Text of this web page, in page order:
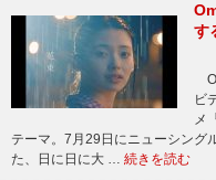
す
ビ
メ
テーマ。7月29日にニューシング
た、日に日に大 … 続きを読む